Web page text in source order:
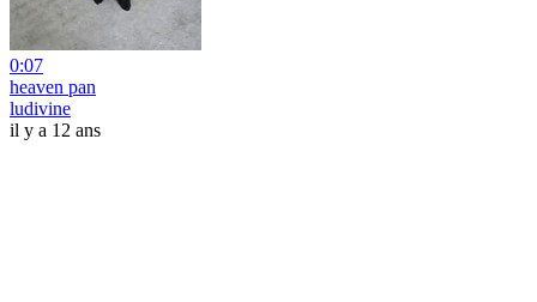
0:07
heaven pan
ludivine
il y a 12 ans